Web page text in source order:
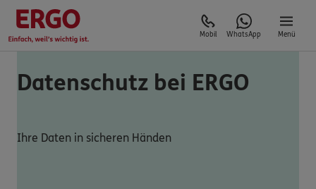
Mobil WhatsApp Menü
Datenschutz bei ERGO
Ihre Daten in sicheren Händen